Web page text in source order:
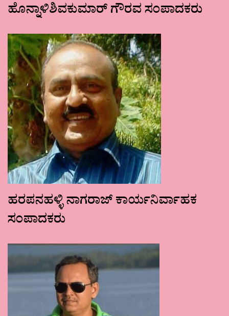
ಹೊನ್ನಾಳಿಶಿವಕುಮಾರ್ ಗೌರವ ಸಂಪಾದಕರು
ಹರಪನಹಳ್ಳಿ ನಾಗರಾಜ್ ಕಾರ್ಯನಿರ್ವಾಹಕ
ಸಂಪಾದಕರು